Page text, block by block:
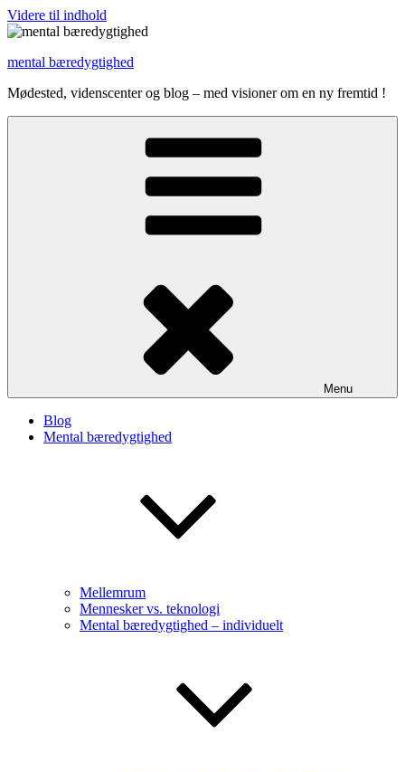
Videre til indhold
mental bæredygtighed
Mødested, videnscenter og blog – med visioner om en ny fremtid !
Menu
Blog
Mental bæredygtighed
Mellemrum
Mennesker vs. teknologi
Mental bæredygtighed – individuelt